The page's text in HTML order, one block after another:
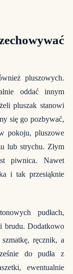
pluszowych.
oddać innym
pluszak stanowi
się go pozbywać,
pokoju, pluszowe
lub strychu. Złym
piwnica. Nawet
i tak przesiąknie
pudłach,
brudu. Dodatkowo
ręcznik, a
do pudła z
ewentualnie